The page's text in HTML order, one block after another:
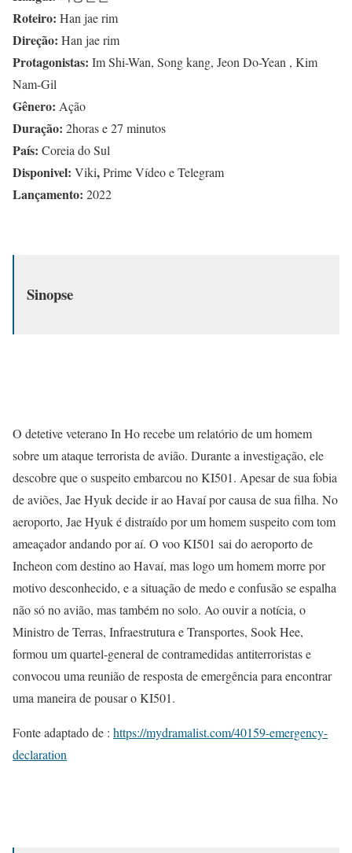
Roteiro: Han jae rim
Direção: Han jae rim
Protagonistas: Im Shi-Wan, Song kang, Jeon Do-Yean , Kim
Nam-Gil
Gênero: Ação
Duração: 2horas e 27 minutos
País: Coreia do Sul
Disponivel: Viki,Prime Vídeo e Telegram
Lançamento: 2022
Sinopse
O detetive veterano In Ho recebe um relatório de um homem
sobre um ataque terrorista de avião. Durante a investigação, ele
descobre que o suspeito embarcou no KI501. Apesar de sua fobia
de aviões, Jae Hyuk decide ir ao Havaí por causa de sua filha. No
aeroporto, Jae Hyuk é distraído por um homem suspeito com tom
ameaçador andando por aí. O voo KI501 sai do aeroporto de
Incheon com destino ao Havaí, mas logo um homemmorre por
motivo desconhecido, e a situação de medo e confusão se espalha
não só no avião, mas também no solo. Ao ouvir a notícia, o
Ministro de Terras, Infraestrutura e Transportes, Sook Hee,
formou um quartel-general de contramedidas antiterroristas e
convocou uma reunião de resposta de emergência para encontrar
uma maneira de pousar o KI501.
Fonte adaptado de : https://mydramalist.com/40159-emergency-
declaration